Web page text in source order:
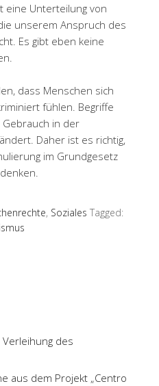
eine Unterteilung von
unserem Anspruch des
Es gibt eben keine
dass Menschen sich
fühlen. Begriffe
in der
Daher ist es richtig,
im Grundgesetz
, Soziales Tagged:
des
aus dem Projekt „Centro